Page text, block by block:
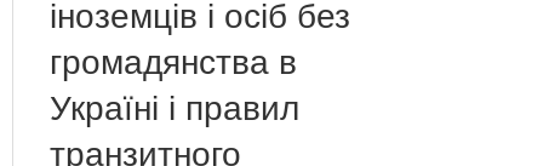
іноземців і осіб без
громадянства в
Україні і правил
транзитного